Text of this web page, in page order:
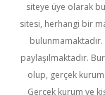
siteye üye olarak
sitesi, herhangi bir
bulunmamaktadır.
paylaşılmaktadır.
olup, gerçek kurum
Gerçek kurum ve